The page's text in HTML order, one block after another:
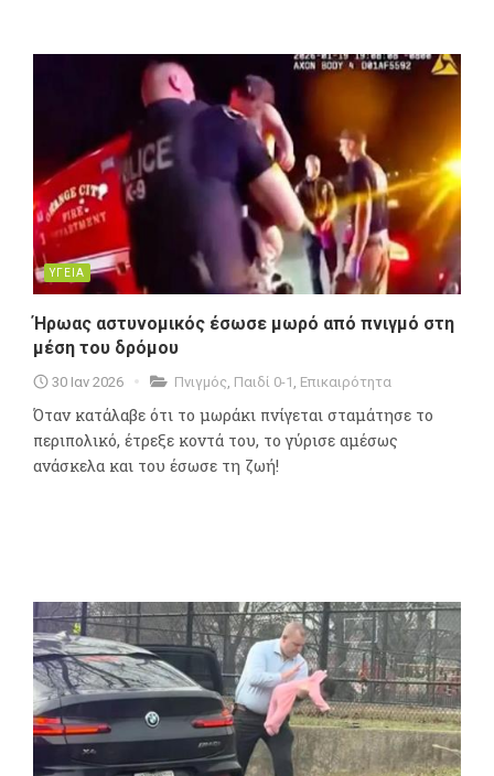
ΥΓΕΙΑ
Ήρωας αστυνομικός έσωσε μωρό από πνιγμό στη
μέση του δρόμου
30 Ιαν 2026 Πνιγμός Παιδί 0-1 Επικαιρότητα
Όταν κατάλαβε ότι το μωράκι πνίγεται σταμάτησε το
περιπολικό, έτρεξε κοντά του, το γύρισε αμέσως
ανάσκελα και του έσωσε τη ζωή!